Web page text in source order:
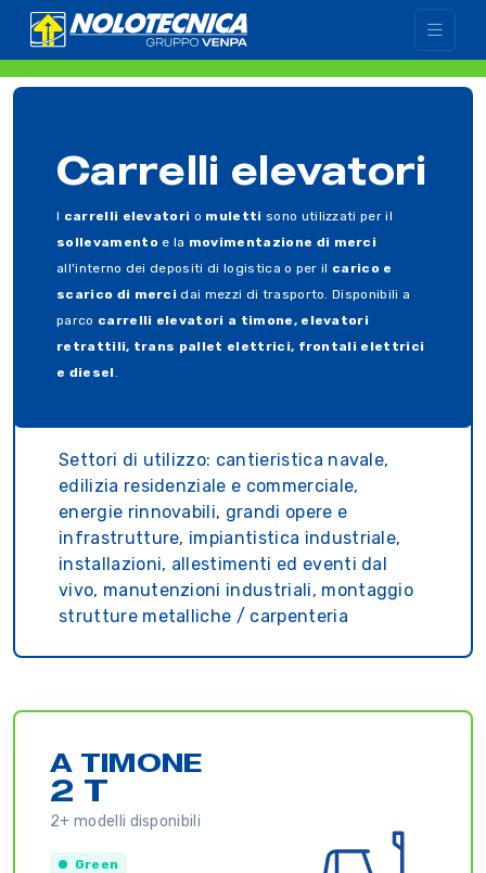
Carrelli elevatori
I carrelli elevatori o muletti sono utilizzati per il
sollevamento e la movimentazione di merci
all'interno dei depositi di logistica o per il carico e
scarico di merci dai mezzi di trasporto. Disponibili a
parco carrelli elevatori a timone, elevatori
retrattili, trans pallet elettrici, frontali elettrici
e diesel.
Settori di utilizzo: cantieristica navale,
edilizia residenziale e commerciale,
energie rinnovabili, grandi opere e
infrastrutture, impiantistica industriale,
installazioni, allestimenti ed eventi dal
vivo, manutenzioni industriali, montaggio
strutture metalliche / carpenteria
A TIMONE
2 T
2+ modelli disponibili
Green